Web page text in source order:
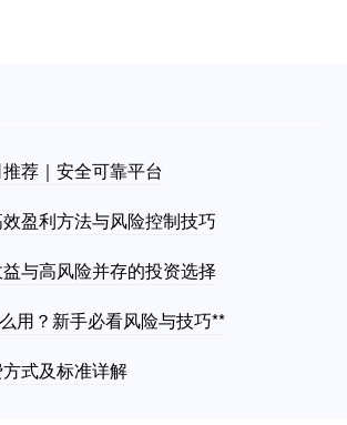
荐｜安全可靠平台
盈利方法与风险控制技巧
与高风险并存的投资选择
用？新手必看风险与技巧**
式及标准详解